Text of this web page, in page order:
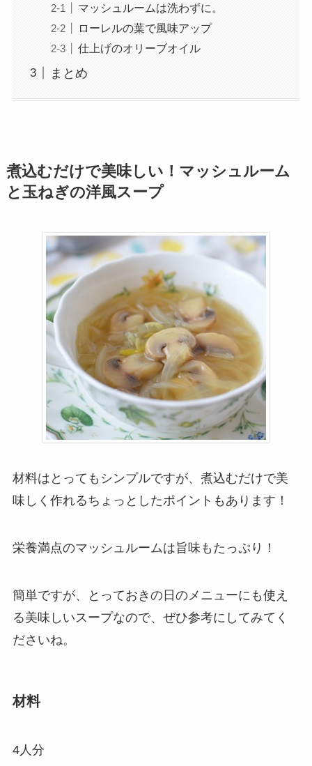
マッシュルームは洗わずに。
ローレルの葉で風味アップ
仕上げのオリーブオイル
まとめ
煮込むだけで美味しい！マッシュルーム
と玉ねぎの洋風スープ
材料はとってもシンプルですが、煮込むだけで美
味しく作れるちょっとしたポイントもあります！
栄養満点のマッシュルームは旨味もたっぷり！
簡単ですが、とっておきの日のメニューにも使え
る美味しいスープなので、ぜひ参考にしてみてく
ださいね。
材料
4人分